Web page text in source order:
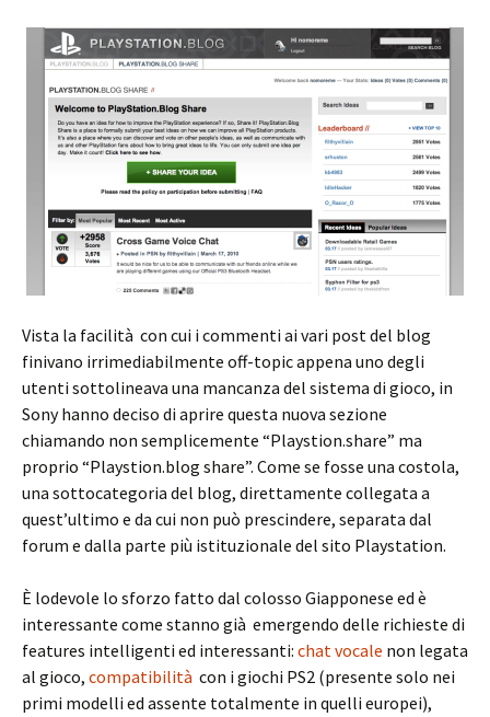
Vista la facilità con cui i commenti ai vari post del blog
finivano irrimediabilmente off-topic appena uno degli
utenti sottolineava una mancanza del sistema di gioco, in
Sony hanno deciso di aprire questa nuova sezione
chiamando non semplicemente “Playstion.share” ma
proprio “Playstion.blog share”. Come se fosse una costola,
una sottocategoria del blog, direttamente collegata a
quest’ultimo e da cui non può prescindere, separata dal
forum e dalla parte più istituzionale del sito Playstation.
È lodevole lo sforzo fatto dal colosso Giapponese ed è
interessante come stanno già emergendo delle richieste di
features intelligenti ed interessanti: chat vocale non legata
al gioco, compatibilità con i giochi PS2 (presente solo nei
primi modelli ed assente totalmente in quelli europei),